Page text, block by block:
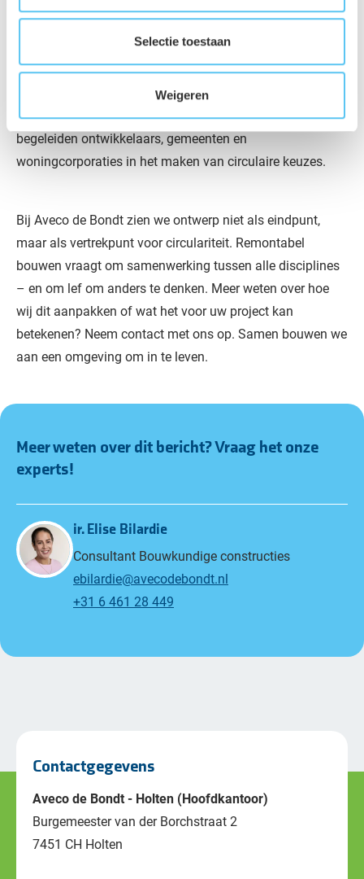
Selectie toestaan
Weigeren
werken samen aan slimme, herbruikbare constructies.
Denk aan droge verbindingen, losmaakbare gevels,
modulaire elementen en demontabele funderingen.
Ook in onze advisering maken we het verschil. We
begeleiden ontwikkelaars, gemeenten en
woningcorporaties in het maken van circulaire keuzes.
Bij Aveco de Bondt zien we ontwerp niet als eindpunt,
maar als vertrekpunt voor circulariteit. Remontabel
bouwen vraagt om samenwerking tussen alle disciplines
– en om lef om anders te denken. Meer weten over hoe
wij dit aanpakken of wat het voor uw project kan
betekenen? Neem contact met ons op. Samen bouwen we
aan een omgeving om in te leven.
Meer weten over dit bericht? Vraag het onze
experts!
ir. Elise Bilardie
Consultant Bouwkundige constructies
ebilardie@avecodebondt.nl
+31 6 461 28 449
Contactgegevens
Aveco de Bondt - Holten (Hoofdkantoor)
Burgemeester van der Borchstraat 2
7451 CH Holten